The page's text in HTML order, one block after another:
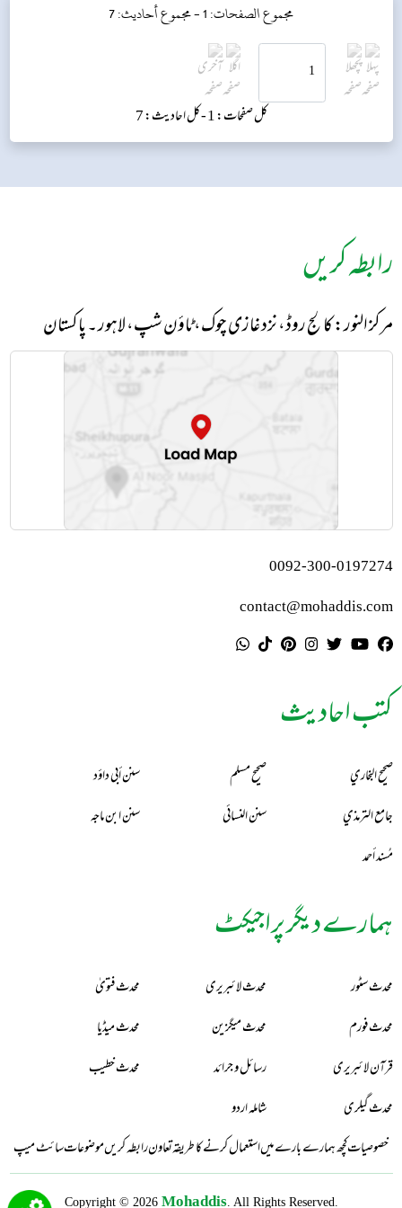
مجموع الصفحات: 1 - مجموع أحاديث: 7
کل صفحات: 1 - کل احادیث: 7
رابطہ کریں
مرکز النور: کالج روڈ، نزد غازی چوک، ٹاؤن شپ، لاہور ۔ پاکستان
0092-300-0197274
contact@mohaddis.com
کتب احادیث
صحيح البخاري صحيح مسلم
سنن أبي داؤد
جامع الترمذي
سنن النسائي
سنن ابن ماجه
مُسند أحمد
ہمارے دیگر پراجیکٹ
محدث سٹور محدث لائبریری
محدث فتویٰ
محدث فورم
محدث میگزین
محدث میڈیا
قرآن لائبریری
رسائل و جرائد
محدث خطیب
محدث گیلری
شاملہ اردو
خصوصیاتکچھ ہمارے بارے میںاستعمال کرنے کا طریقہتعاونرابطہ کریںموضوعاتسائٹ میپ
Copyright © 2026 Mohaddis. All Rights Reserved.